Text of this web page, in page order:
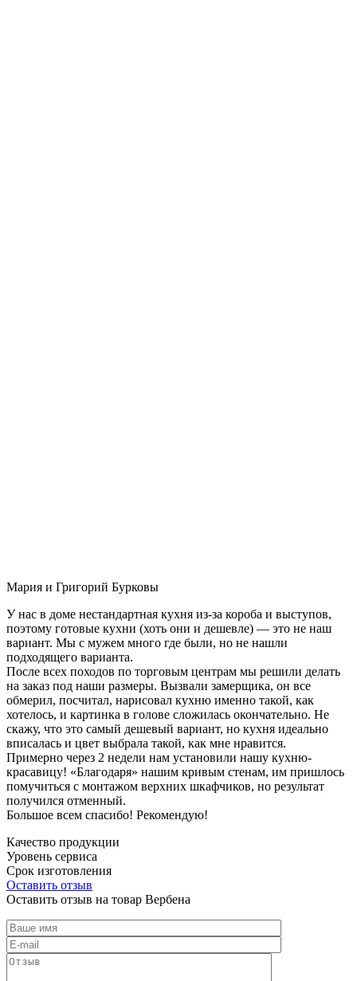
Мария и Григорий Бурковы
У нас в доме нестандартная кухня из-за короба и выступов,
поэтому готовые кухни (хоть они и дешевле) — это не наш
вариант. Мы с мужем много где были, но не нашли
подходящего варианта.
После всех походов по торговым центрам мы решили делать
на заказ под наши размеры. Вызвали замерщика, он все
обмерил, посчитал, нарисовал кухню именно такой, как
хотелось, и картинка в голове сложилась окончательно. Не
скажу, что это самый дешевый вариант, но кухня идеально
вписалась и цвет выбрала такой, как мне нравится.
Примерно через 2 недели нам установили нашу кухню-
красавицу! «Благодаря» нашим кривым стенам, им пришлось
помучиться с монтажом верхних шкафчиков, но результат
получился отменный.
Большое всем спасибо! Рекомендую!
Качество продукции
Уровень сервиса
Срок изготовления
Оставить отзыв
Оставить отзыв на товар Вербена